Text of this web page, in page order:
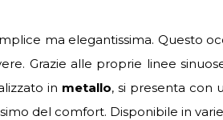
ma elegantissima. Questo
Grazie alle proprie linee
in metallo, si presenta con
del comfort. Disponibile in